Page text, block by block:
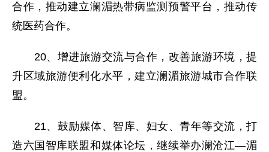
合作，推动建立澜湄热带病监测预警平台，推动传
统医药合作。
20、增进旅游交流与合作，改善旅游环境，提
升区域旅游便利化水平，建立澜湄旅游城市合作联
盟。
21、鼓励媒体、智库、妇女、青年等交流，打
造六国智库联盟和媒体论坛，继续举办澜沧江—湄